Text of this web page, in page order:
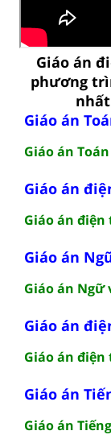
Giáo án
phương
Giáo án
Giáo án
Giáo án
Giáo án
Giáo án
Giáo án
Giáo án
Giáo án
Giáo án
Giáo án